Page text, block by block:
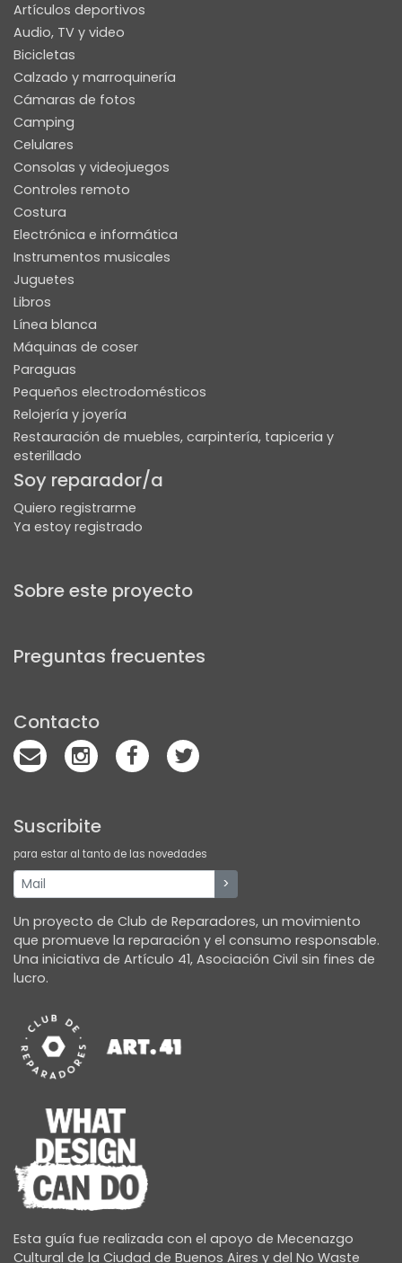
Casa Chao
0
Eduardo Carchidi
Relojes
0
General Store
0
Kaaba
0
Karin joyas es la joyería y relojería más
tradicional de la ciudad de hurlingham y ocupa
avenida jauretche.
Orient
0
Peyro Ricardo
0
Relojería Di Carlo
Restauro y realizo mantenimiento de relojes de
bolsillo y pulsera. También realizo pulidos de
cajas y brazaletes de acero y oro
Artículos deportivos
Audio, TV y video
Bicicletas
Calzado y marroquinería
Cámaras de fotos
Camping
Celulares
Consolas y videojuegos
Controles remoto
Costura
Electrónica e informática
Instrumentos musicales
Juguetes
Libros
Línea blanca
Máquinas de coser
Paraguas
Pequeños electrodomésticos
Relojería y joyería
Restauración de muebles, carpintería, tapiceria y
esterillado
Soy reparador/a
Quiero registrarme
Ya estoy registrado
Sobre este proyecto
Preguntas frecuentes
Contacto
Suscribite
para estar al tanto de las novedades
Un proyecto de Club de Reparadores, un movimiento
que promueve la reparación y el consumo responsable.
Una iniciativa de Artículo 41, Asociación Civil sin fines de
lucro.
Esta guía fue realizada con el apoyo de Mecenazgo
Cultural de la Ciudad de Buenos Aires y del No Waste